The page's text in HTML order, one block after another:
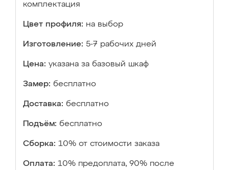
комплектация
Цвет профиля: на выбор
Изготовление: 5-7 рабочих дней
Цена: указана за базовый шкаф
Замер: бесплатно
Доставка: бесплатно
Подъём: бесплатно
Сборка: 10% от стоимости заказа
Оплата: 10% предоплата, 90% после